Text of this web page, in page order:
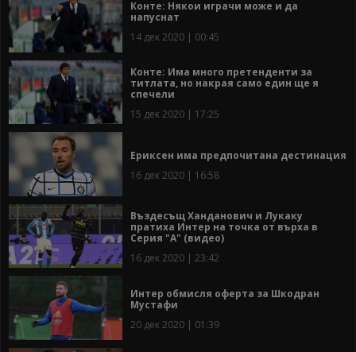
Конте: Някои играчи може и да
напуснат
14 дек 2020 | 00:45
Конте: Има много претенденти за
титлата, но накрая само един ще я
спечели
15 дек 2020 | 17:25
Ериксен има предпочитана дестинация
16 дек 2020 | 16:58
Въздесъщ Ханданович и Лукаку
пратиха Интер на точка от върха в
Серия "А" (видео)
16 дек 2020 | 23:42
Интер обмисля оферта за Шкодран
Мустафи
20 дек 2020 | 01:39